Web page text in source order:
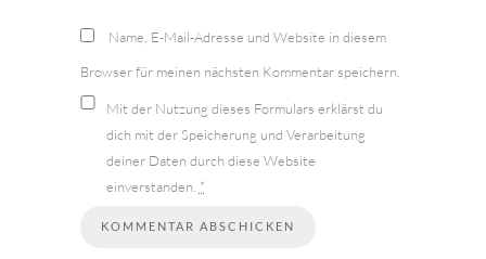
Name, E-Mail-Adresse und Website in diesem
Browser für meinen nächsten Kommentar speichern.
Mit der Nutzung dieses Formulars erklärst du
dich mit der Speicherung und Verarbeitung
deiner Daten durch diese Website
einverstanden. *